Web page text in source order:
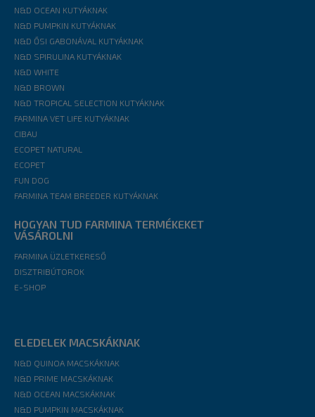
N&D OCEAN KUTYÁKNAK
N&D PUMPKIN KUTYÁKNAK
N&D ŐSI GABONÁVAL KUTYÁKNAK
N&D SPIRULINA KUTYÁKNAK
N&D WHITE
N&D BROWN
N&D TROPICAL SELECTION KUTYÁKNAK
FARMINA VET LIFE KUTYÁKNAK
CIBAU
ECOPET NATURAL
ECOPET
FUN DOG
FARMINA TEAM BREEDER KUTYÁKNAK
HOGYAN TUD FARMINA TERMÉKEKET
VÁSÁROLNI
FARMINA ÜZLETKERESŐ
DISZTRIBÚTOROK
E-SHOP
ELEDELEK MACSKÁKNAK
N&D QUINOA MACSKÁKNAK
N&D PRIME MACSKÁKNAK
N&D OCEAN MACSKÁKNAK
N&D PUMPKIN MACSKÁKNAK